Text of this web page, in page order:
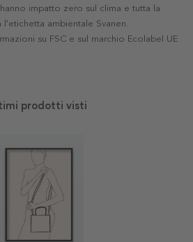
impatto zero sul clima e tutta la
ambientale Svanen.
su FSC e sul marchio Ecolabel UE
prodotti visti